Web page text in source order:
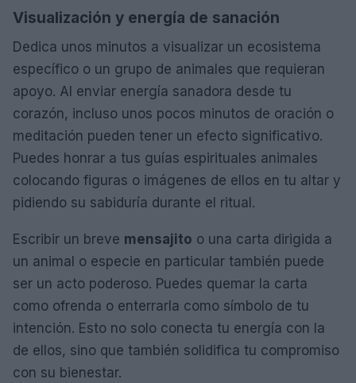
Visualización y energía de sanación
Dedica unos minutos a visualizar un ecosistema
específico o un grupo de animales que requieran
apoyo. Al enviar energía sanadora desde tu
corazón, incluso unos pocos minutos de oración o
meditación pueden tener un efecto significativo.
Puedes honrar a tus guías espirituales animales
colocando figuras o imágenes de ellos en tu altar y
pidiendo su sabiduría durante el ritual.
Escribir un breve mensajito o una carta dirigida a
un animal o especie en particular también puede
ser un acto poderoso. Puedes quemar la carta
como ofrenda o enterrarla como símbolo de tu
intención. Esto no solo conecta tu energía con la
de ellos, sino que también solidifica tu compromiso
con su bienestar.